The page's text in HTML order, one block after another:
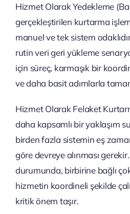
Hizmet Olarak Yedekleme
gerçekleştirilen kurtarma
manuel ve tek sistem
rutin veri geri yükleme
için süreç, karmaşık bir
ve daha basit adımlarla
Hizmet Olarak Felaket
daha kapsamlı bir yaklaşım
birden fazla sistemin eş
göre devreye alınması
durumunda, birbirine bağlı
hizmetin koordineli şekilde
kritik önem taşır.